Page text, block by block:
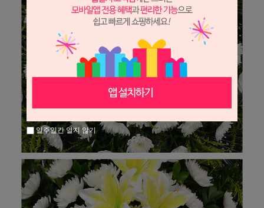
일주일간 열지 않기